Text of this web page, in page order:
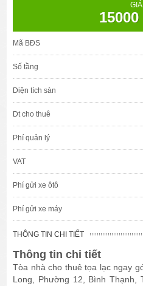
GIÁ
15000
Mã BĐS
Số tầng
Diện tích sàn
Dt cho thuê
Phí quản lý
VAT
Phí gửi xe ôtô
Phí gửi xe máy
THÔNG TIN CHI TIẾT
Thông tin chi tiết
Tòa nhà cho thuê tọa lạc ngay
Long, Phường 12, Bình Thạnh,